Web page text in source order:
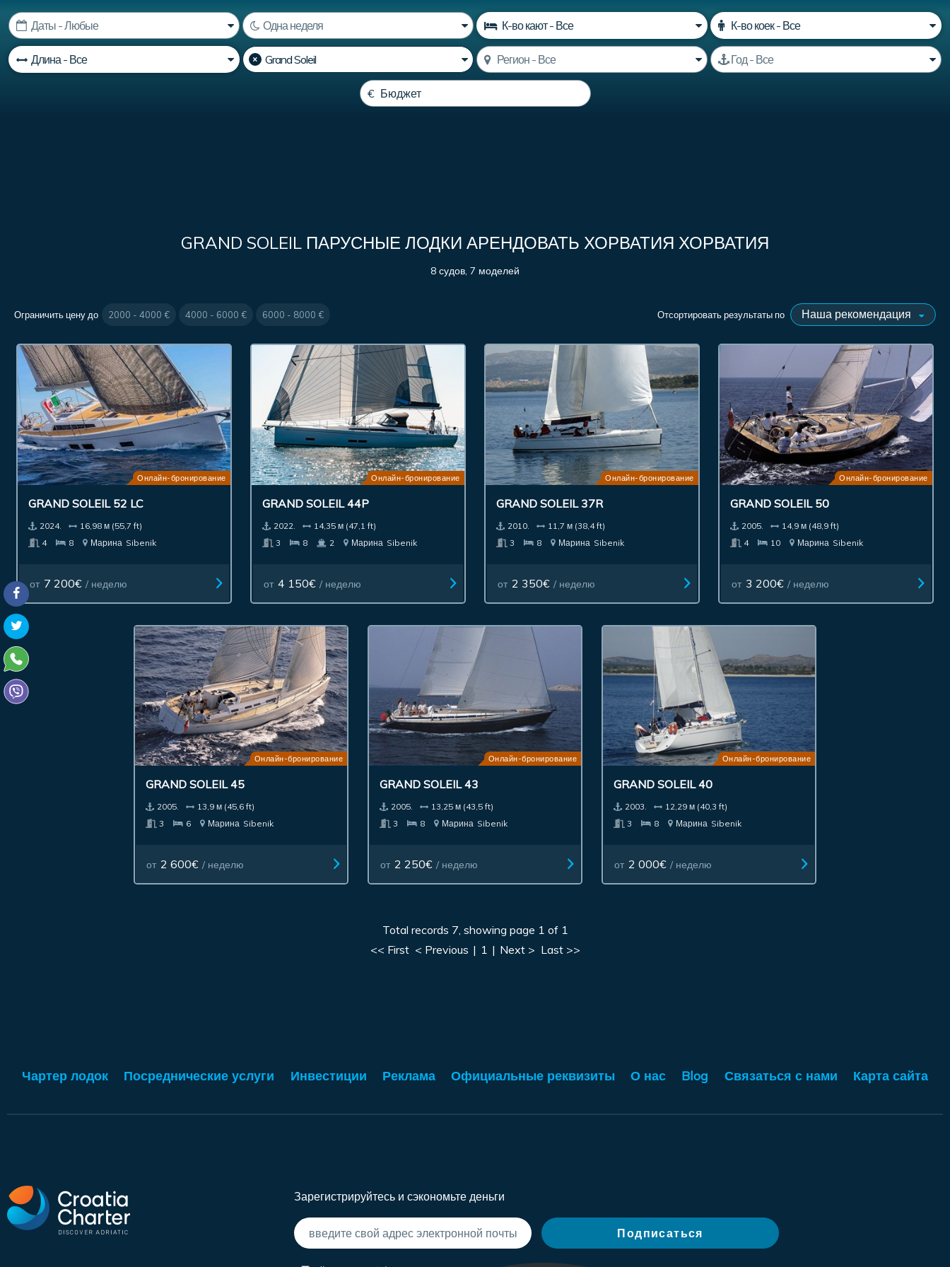
GRAND SOLEIL ПАРУСНЫЕ ЛОДКИ АРЕНДОВАТЬ ХОРВАТИЯ ХОРВАТИЯ
8 судов, 7 моделей
Ограничить цену до 2000 - 4000 € 4000 - 6000 € 6000 - 8000 € Отсортировать результаты по
Онлайн-бронирование
GRAND SOLEIL 52 LC
2024.
16,98 м (55,7 ft)
4
8 Марина Sibenik
от 7 200€ / неделю
Онлайн-бронирование
GRAND SOLEIL 44P
2022.
14,35 м (47,1 ft)
3
8 2 Марина Sibenik
от 4 150€ / неделю
Онлайн-бронирование
GRAND SOLEIL 37R
2010.
11,7 м (38,4 ft)
3
8 Марина Sibenik
от 2 350€ / неделю
Онлайн-бронирование
GRAND SOLEIL 50
2005.
14,9 м (48,9 ft)
4
10 Марина Sibenik
от 3 200€ / неделю
Онлайн-бронирование
GRAND SOLEIL 45
2005.
13,9 м (45,6 ft)
3
6 Марина Sibenik
от 2 600€ / неделю
Онлайн-бронирование
GRAND SOLEIL 43
2005.
13,25 м (43,5 ft)
3
8 Марина Sibenik
от 2 250€ / неделю
Онлайн-бронирование
GRAND SOLEIL 40
2003.
12,29 м (40,3 ft)
3
8 Марина Sibenik
от 2 000€ / неделю
Total records 7, showing page 1 of 1
<< First < Previous | 1 | Next > Last >>
Чартер лодок Посреднические услуги Инвестиции Реклама Официальные реквизиты О нас Blog Связаться с нами Карта сайта
Зарегистрируйтесь и сэкономьте деньги